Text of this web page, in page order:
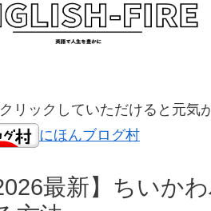
リックしていただけると元気
にほんブログ村
最新】ちいか